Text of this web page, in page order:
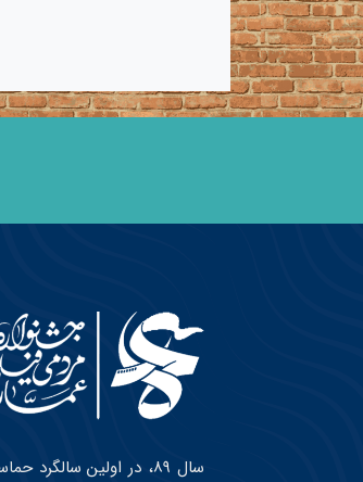
سال ۸۹، در اولین